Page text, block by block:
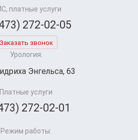
платные услуги
272-02-05
Заказать звонок
Урология:
Энгельса, 63
Платные услуги
272-02-01
Режим работы: